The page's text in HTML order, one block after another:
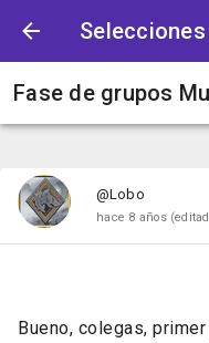
@Lobo
hace 8 años
Bueno, colegas,